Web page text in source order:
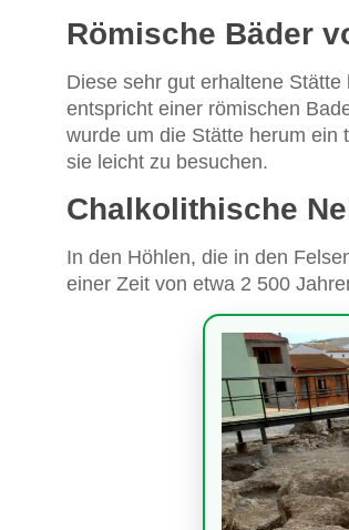
Römische Bäder
Diese sehr gut erhaltene
entspricht einer römischen
wurde um die Stätte herum ein
sie leicht zu besuchen.
Chalkolithische
In den Höhlen, die in den
einer Zeit von etwa 2 500